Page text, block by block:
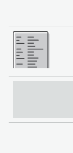
さらに表示
さらに表示